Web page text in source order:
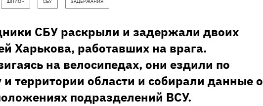
ШПИОН СБУ ЗАДЕРЖАНИЯ
СБУ раскрыли и задержали двоих
Харькова, работавших на врага.
на велосипедах, они ездили по
и территории области и собирали данные о
подразделений ВСУ.